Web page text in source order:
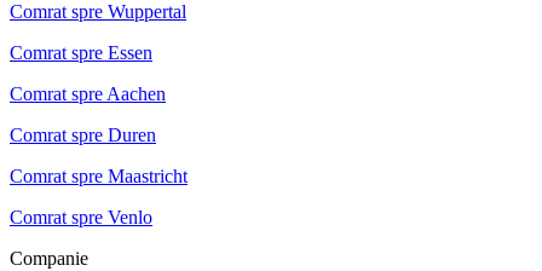
Comrat spre Wuppertal
Comrat spre Essen
Comrat spre Aachen
Comrat spre Duren
Comrat spre Maastricht
Comrat spre Venlo
Companie